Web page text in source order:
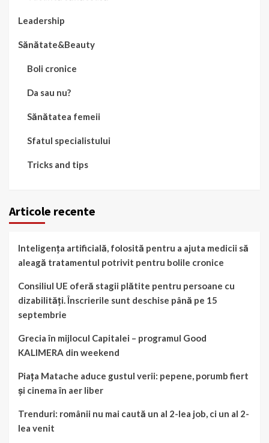
Leadership
Sănătate&Beauty
Boli cronice
Da sau nu?
Sănătatea femeii
Sfatul specialistului
Tricks and tips
Articole recente
Inteligența artificială, folosită pentru a ajuta medicii să
aleagă tratamentul potrivit pentru bolile cronice
Consiliul UE oferă stagii plătite pentru persoane cu
dizabilități. Înscrierile sunt deschise până pe 15
septembrie
Grecia în mijlocul Capitalei – programul Good
KALIMERA din weekend
Piața Matache aduce gustul verii: pepene, porumb fiert
și cinema în aer liber
Trenduri: românii nu mai caută un al 2-lea job, ci un al 2-
lea venit